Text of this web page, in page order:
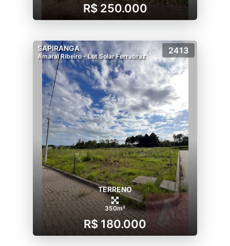
R$ 250.000
SAPIRANGA
Amaral Ribeiro - Lot Solar Ferrabraz
2413
TERRENO
350m²
R$ 180.000